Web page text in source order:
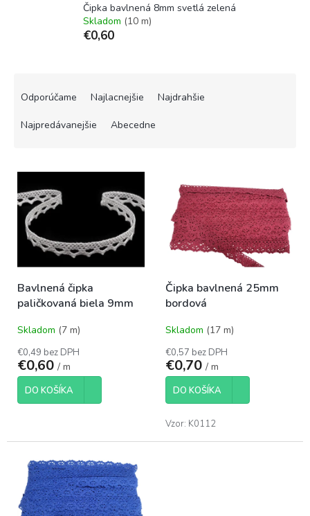
Čipka bavlnená 8mm svetlá zelená
Skladom (10 m)
€0,60
e
r
k
o
v
Odporúčame Najlacnejšie Najdrahšie
Najpredávanejšie Abecedne
V
p
d
u
t
o
v
Bavlnená čipka
paličkovaná biela 9mm
Skladom (7 m)
€0,49 bez DPH
€0,60 / m
DO KOŠÍKA
Čipka bavlnená 25mm
bordová
Skladom (17 m)
€0,57 bez DPH
€0,70 / m
DO KOŠÍKA
Vzor: K0112